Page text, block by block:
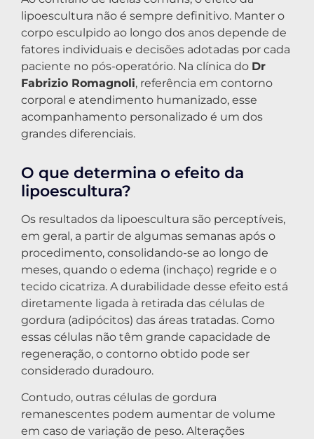
lipoescultura não é sempre definitivo. Manter o
corpo esculpido ao longo dos anos depende de
fatores individuais e decisões adotadas por cada
paciente no pós-operatório. Na clínica do Dr
Fabrizio Romagnoli, referência em contorno
corporal e atendimento humanizado, esse
acompanhamento personalizado é um dos
grandes diferenciais.
O que determina o efeito da
lipoescultura?
Os resultados da lipoescultura são perceptíveis,
em geral, a partir de algumas semanas após o
procedimento, consolidando-se ao longo de
meses, quando o edema (inchaço) regride e o
tecido cicatriza. A durabilidade desse efeito está
diretamente ligada à retirada das células de
gordura (adipócitos) das áreas tratadas. Como
essas células não têm grande capacidade de
regeneração, o contorno obtido pode ser
considerado duradouro.
Contudo, outras células de gordura
remanescentes podem aumentar de volume
em caso de variação de peso. Alterações